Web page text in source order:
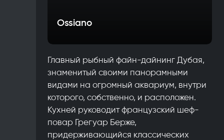
Ossiano
Главный рыбный файн-дайнинг Дубая,
знаменитый своими панорамными
видами на огромный аквариум, внутри
которого, собственно, и расположен.
Кухней руководит французский шеф-
повар Грегуар Берже,
придерживающийся классических